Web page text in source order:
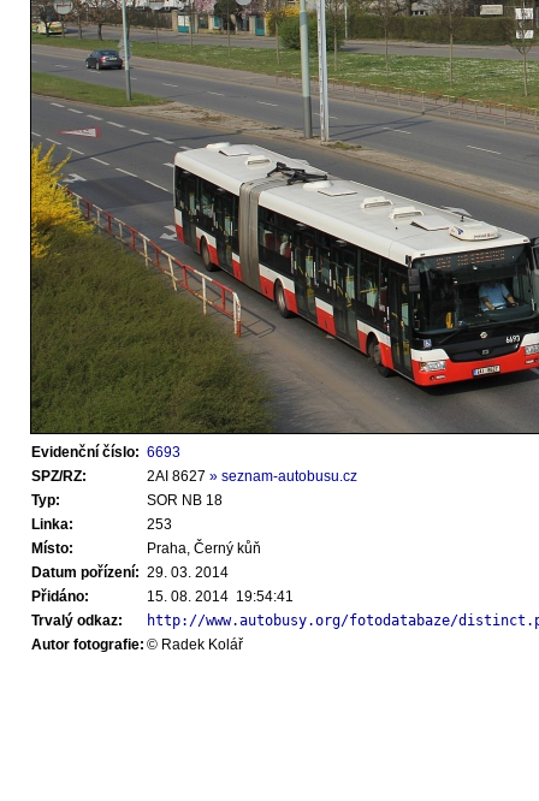
Evidenční číslo: 6693
SPZ/RZ:
2AI 8627 » seznam-autobusu.cz
Typ:
SOR NB 18
Linka:
253
Místo:
Praha, Černý kůň
Datum pořízení: 29. 03. 2014
Přidáno:
15. 08. 2014 19:54:41
Trvalý odkaz:
http://www.autobusy.org/fotodatabaze/
Autor fotografie: © Radek Kolář